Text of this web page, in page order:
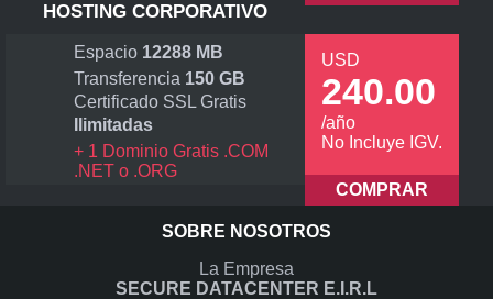
HOSTING CORPORATIVO
USD
240.00
/año
No Incluye IGV.
COMPRAR
Espacio 12288 MB
Transferencia 150 GB
Certificado SSL Gratis
Ilimitadas
+ 1 Dominio Gratis .COM
.NET o .ORG
SOBRE NOSOTROS
La Empresa
SECURE DATACENTER E.I.R.L